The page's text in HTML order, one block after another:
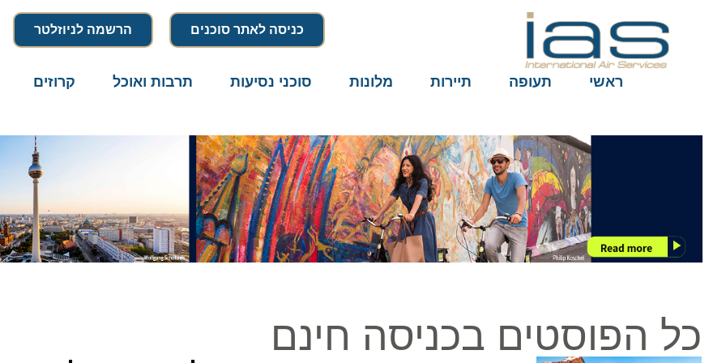
כניסה לאתר סוכנים הרשמה לניוזלטר
ראשי תעופה תיירות מלונות סוכני נסיעות תרבות ואוכל קרוזים
כל הפוסטים בכניסה חינם